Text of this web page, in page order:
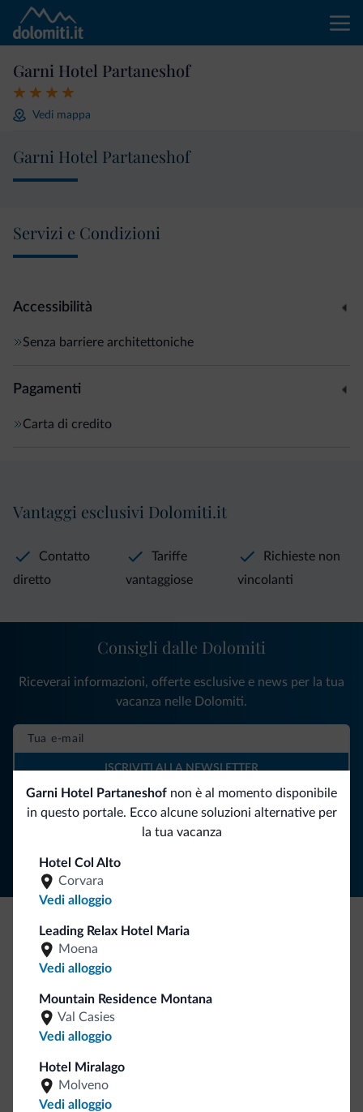
Garni Hotel Partaneshof
Vedi mappa
Garni Hotel Partaneshof
Servizi e Condizioni
Accessibilità
Senza barriere architettoniche
Pagamenti
Carta di credito
Garni Hotel Partaneshof non è al momento disponibile
in questo portale. Ecco alcune soluzioni alternative per
la tua vacanza
Hotel Col Alto
Corvara
Vedi alloggio
Leading Relax Hotel Maria
Moena
Vedi alloggio
Mountain Residence Montana
Val Casies
Vedi alloggio
Hotel Miralago
Molveno
Vedi alloggio
Vantaggi esclusivi Dolomiti.it
Contatto
diretto
Tariffe
vantaggiose
Richieste non
vincolanti
Segui Dolomiti.it
Consigli dalle Dolomiti
Riceverai informazioni, offerte esclusive e news per la tua
vacanza nelle Dolomiti.
ISCRIVITI ALLA NEWSLETTER
Be Original, scopri la nuova collezione
Ce l'avete chiesto in tanti. Ecco la nuova collezione firmata